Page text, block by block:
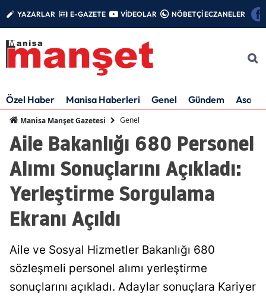
YAZARLAR E-GAZETE VİDEOLAR NÖBETÇİ ECZANELER
Özel Haber Manisa Haberleri Genel Gündem Asayiş
Manisa Manşet Gazetesi Genel
Aile Bakanlığı 680 Personel
Alımı Sonuçlarını Açıkladı:
Yerleştirme Sorgulama
Ekranı Açıldı
Aile ve Sosyal Hizmetler Bakanlığı 680
sözleşmeli personel alımı yerleştirme
sonuçlarını açıkladı. Adaylar sonuçlara Kariyer